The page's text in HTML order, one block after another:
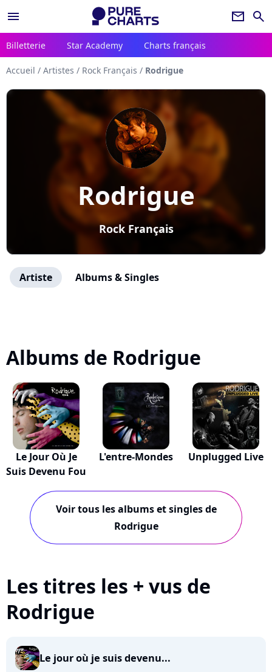
menu newsletter search
Billetterie Star Academy Charts français
Accueil / Artistes / Rock Français / Rodrigue
Rodrigue
Rock Français
Artiste Albums & Singles
Albums de Rodrigue
Le Jour Où Je
Suis Devenu Fou
L'entre-Mondes Unplugged Live
Voir tous les albums et singles de
Rodrigue
Les titres les + vus de
Rodrigue
Le jour où je suis devenu...